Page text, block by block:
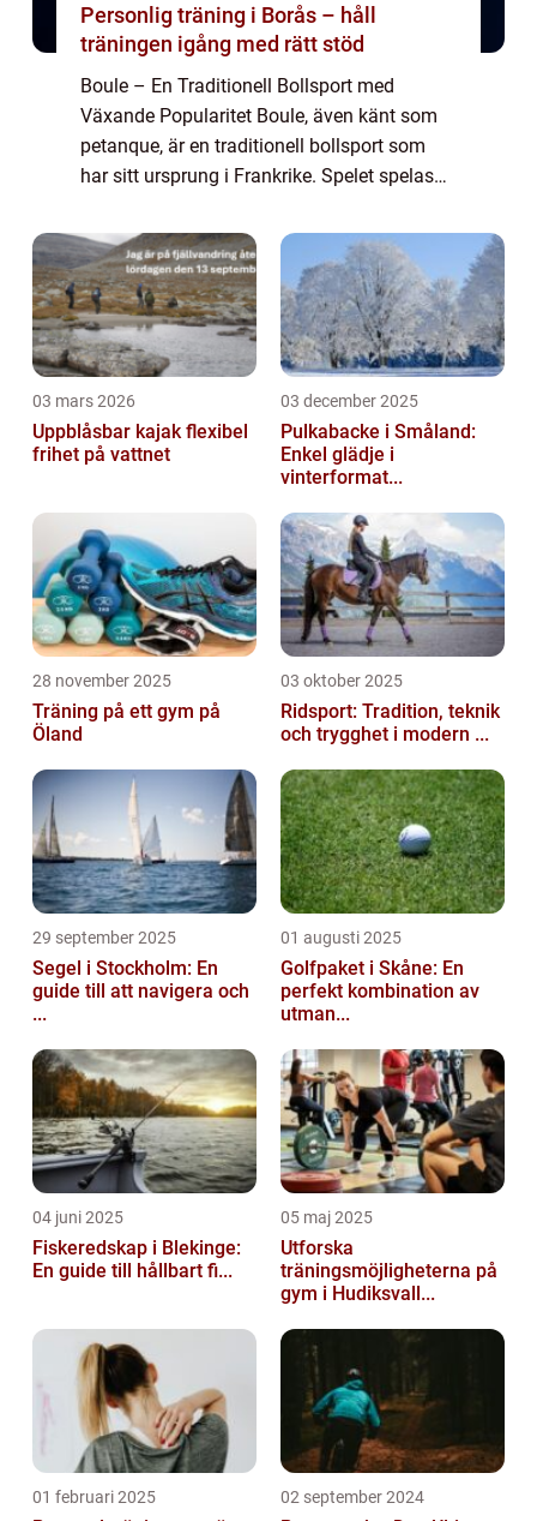
Personlig träning i Borås – håll
träningen igång med rätt stöd
Boule – En Traditionell Bollsport med
Växande Popularitet Boule, även känt som
petanque, är en traditionell bollsport som
har sitt ursprung i Frankrike. Spelet spelas
och skicklighet. Boule har bliv...
03 mars 2026
Uppblåsbar kajak flexibel
frihet på vattnet
03 december 2025
Pulkabacke i Småland:
Enkel glädje i
vinterformat...
28 november 2025
Träning på ett gym på
Öland
03 oktober 2025
Ridsport: Tradition, teknik
och trygghet i modern ...
29 september 2025
Segel i Stockholm: En
guide till att navigera och
...
01 augusti 2025
Golfpaket i Skåne: En
perfekt kombination av
utman...
04 juni 2025
Fiskeredskap i Blekinge:
En guide till hållbart fi...
05 maj 2025
Utforska
träningsmöjligheterna på
gym i Hudiksvall...
01 februari 2025 02 september 2024